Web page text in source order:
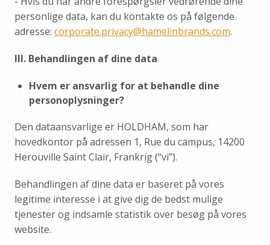
personlige data, kan du kontakte os på følgende
adresse: corporate.privacy@hamelinbrands.com.
III. Behandlingen af dine data
Hvem er ansvarlig for at behandle dine
personoplysninger?
Den dataansvarlige er HOLDHAM, som har
hovedkontor på adressen 1, Rue du campus, 14200
Herouville Saint Clair, Frankrig (“vi”).
Behandlingen af dine data er baseret på vores
legitime interesse i at give dig de bedst mulige
tjenester og indsamle statistik over besøg på vores
website.